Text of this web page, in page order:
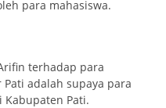
para mahasiswa.
terhadap para
adalah supaya para
Pati.